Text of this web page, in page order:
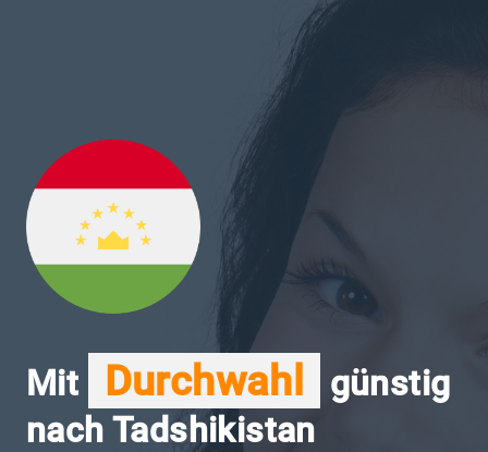
Mit Durchwahl
günstig
nach Tadshikistan